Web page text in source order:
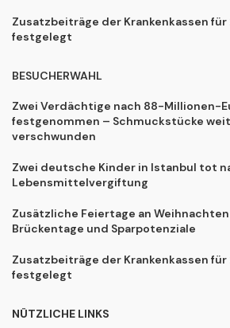
Zusatzbeiträge der Krankenkassen
festgelegt
BESUCHERWAHL
Zwei Verdächtige nach 88-Millionen-
festgenommen – Schmuckstücke
verschwunden
Zwei deutsche Kinder in Istanbul tot
Lebensmittelvergiftung
Zusätzliche Feiertage an Weihnachten
Brückentage und Sparpotenziale
Zusatzbeiträge der Krankenkassen
festgelegt
NÜTZLICHE LINKS